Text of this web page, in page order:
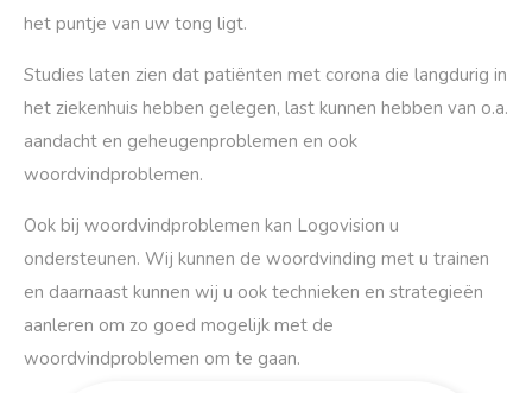
het puntje van uw tong ligt.
Studies laten zien dat patiënten met corona die langdurig in
het ziekenhuis hebben gelegen, last kunnen hebben van o.a.
aandacht en geheugenproblemen en ook
woordvindproblemen.
Ook bij woordvindproblemen kan Logovision u
ondersteunen. Wij kunnen de woordvinding met u trainen
en daarnaast kunnen wij u ook technieken en strategieën
aanleren om zo goed mogelijk met de
woordvindproblemen om te gaan.